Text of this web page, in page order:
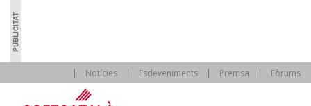
Notícies Esdeveniments Premsa Fòrums